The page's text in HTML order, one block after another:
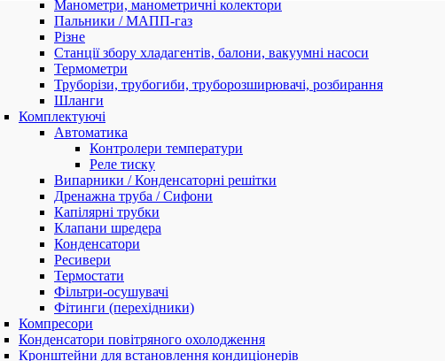
Манометри, манометричні колектори
Пальники / МАПП-газ
Різне
Станції збору хладагентів, балони, вакуумні насоси
Термометри
Труборізи, трубогиби, труборозширювачі, розбирання
Шланги
Комплектуючі
Автоматика
Контролери температури
Реле тиску
Випарники / Конденсаторні решітки
Дренажна труба / Сифони
Капілярні трубки
Клапани шредера
Конденсатори
Ресивери
Термостати
Фільтри-осушувачі
Фітинги (перехідники)
Компресори
Конденсатори повітряного охолодження
Кронштейни для встановлення кондиціонерів